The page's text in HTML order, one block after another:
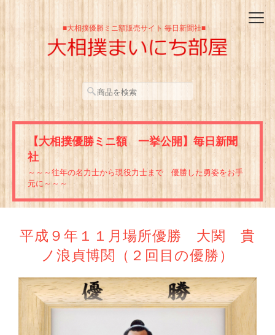
■大相撲優勝ミニ額販売サイト 毎日新聞社■
【大相撲優勝ミニ額 一挙公開】毎日新聞
社
～～～往年の名力士から現役力士まで 優勝した勇姿をお手
元に～～～
平成９年１１月場所優勝 大関 貴
ノ浪貞博関（２回目の優勝）